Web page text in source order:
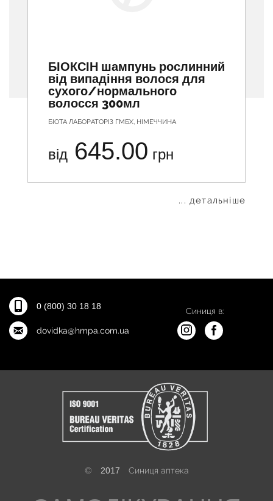
БІОКСІН шампунь рослинний
від випадіння волося для
сухого/нормального
волосся 300мл
БІОТА ЛАБОРАТОРІЗ ГМБХ, НІМЕЧЧИНА
від 645.00 грн
... детальніше
0 (800) 30 18 18
dovidka@hmpa.com.ua
Синиця в:
© 2017 Синиця аптека